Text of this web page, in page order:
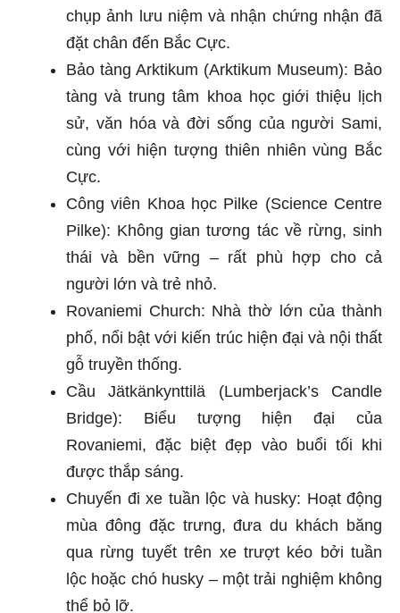
chụp ảnh lưu niệm và nhận chứng nhận đã
đặt chân đến Bắc Cực.
Bảo tàng Arktikum (Arktikum Museum): Bảo
tàng và trung tâm khoa học giới thiệu lịch
sử, văn hóa và đời sống của người Sami,
cùng với hiện tượng thiên nhiên vùng Bắc
Cực.
Công viên Khoa học Pilke (Science Centre
Pilke): Không gian tương tác về rừng, sinh
thái và bền vững – rất phù hợp cho cả
người lớn và trẻ nhỏ.
Rovaniemi Church: Nhà thờ lớn của thành
phố, nổi bật với kiến trúc hiện đại và nội thất
gỗ truyền thống.
Cầu Jätkänkynttilä (Lumberjack’s Candle
Bridge): Biểu tượng hiện đại của
Rovaniemi, đặc biệt đẹp vào buổi tối khi
được thắp sáng.
Chuyến đi xe tuần lộc và husky: Hoạt động
mùa đông đặc trưng, đưa du khách băng
qua rừng tuyết trên xe trượt kéo bởi tuần
lộc hoặc chó husky – một trải nghiệm không
thể bỏ lỡ.